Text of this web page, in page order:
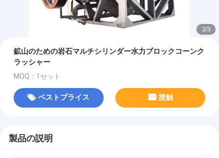
2/3
鉱山のための岩石マルチシリンダー水力ブロックコーンク
ラッシャー
MOQ：1セット
ベストプライス 接触
製品の説明